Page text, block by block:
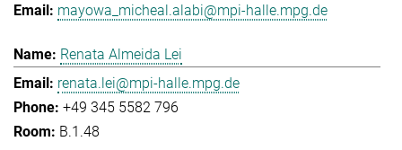
mayowa_micheal.alabi@mpi-halle.mpg.de
Renata Almeida Lei
renata.lei@mpi-halle.mpg.de
+49 345 5582 796
B.1.48